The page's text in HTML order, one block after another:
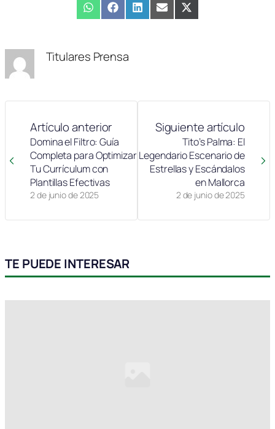
Compartir
en
WhatsAppCompartir
en
FacebookCompartir
en
LinkedInCompartir
en
EmailCompartir
en
X
(Twitter)
Titulares Prensa
Artículo anterior
2 de junio de 2025
Domina el Filtro: Guía
Completa para Optimizar
Tu Currículum con
Plantillas Efectivas
Siguiente artículo
2 de junio de 2025
Tito’s Palma: El
Legendario Escenario de
Estrellas y Escándalos
en Mallorca
TE PUEDE INTERESAR